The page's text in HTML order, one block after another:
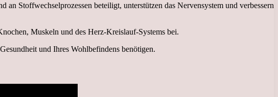
Stoffwechselprozessen beteiligt, unterstützen das Nervensystem und verbessern
Muskeln und des Herz-Kreislauf-Systems bei.
und Ihres Wohlbefindens benötigen.